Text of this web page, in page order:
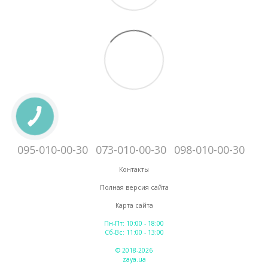
095-010-00-30 073-010-00-30 098-010-00-30
Контакты
Полная версия сайта
Карта сайта
Пн-Пт: 10:00 - 18:00
Сб-Вс: 11:00 - 13:00
© 2018-2026
zaya.ua